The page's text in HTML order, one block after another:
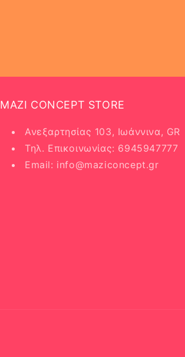
MAZI CONCEPT STORE
Ανεξαρτησίας 103, Ιωάννινα, GR
Τηλ. Επικοινωνίας: 6945947777
Email: info@maziconcept.gr